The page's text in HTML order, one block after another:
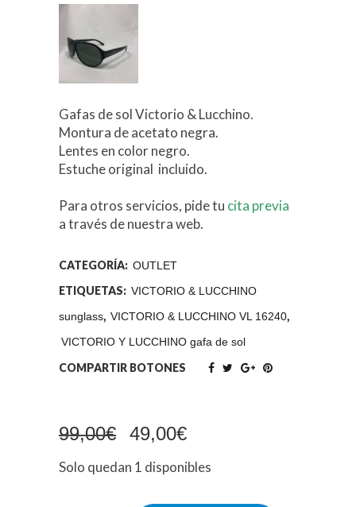
Gafas de sol Victorio & Lucchino.
Montura de acetato negra.
Lentes en color negro.
Estuche original incluido.
Para otros servicios, pide tu cita previa
a través de nuestra web.
CATEGORÍA: OUTLET
ETIQUETAS: VICTORIO & LUCCHINO
sunglass, VICTORIO & LUCCHINO VL 16240,
VICTORIO Y LUCCHINO gafa de sol
COMPARTIR BOTONES
99,00€ El
precio
49,00€El
Solo quedan 1 disponibles